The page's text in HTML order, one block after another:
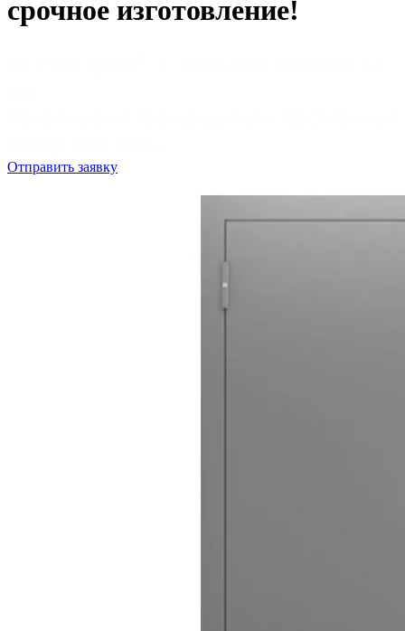
срочное изготовление!
Отправить заявку